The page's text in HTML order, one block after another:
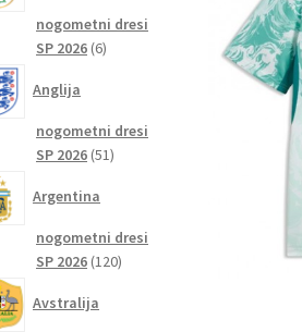
nogometni dresi
SP 2026 66
Anglija
nogometni dresi
SP 2026 5151
Argentina
nogometni dresi
SP 2026 120120
Avstralija